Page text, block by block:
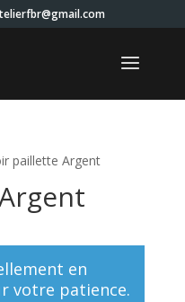
paillette Argent
en
votre patience.